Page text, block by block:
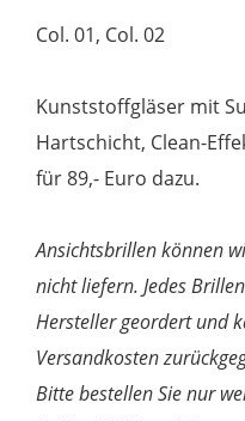
Col. 01, Col. 02
Kunststoffgläser mit
Hartschicht, Clean-
für 89,- Euro dazu.
Ansichtsbrillen können
nicht liefern. Jedes
Hersteller geordert und
Versandkosten
Bitte bestellen Sie nur